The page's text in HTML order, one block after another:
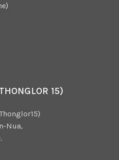
15)
Nua,